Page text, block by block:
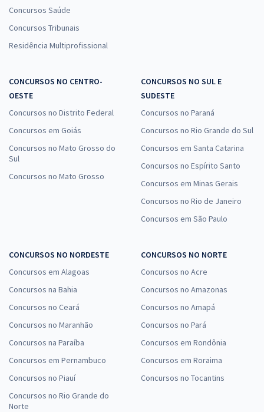
Concursos Saúde
Concursos Tribunais
Residência Multiprofissional
CONCURSOS NO CENTRO-
OESTE
Concursos no Distrito Federal
Concursos em Goiás
Concursos no Mato Grosso do
Sul
Concursos no Mato Grosso
CONCURSOS NO SUL E
SUDESTE
Concursos no Paraná
Concursos no Rio Grande do Sul
Concursos em Santa Catarina
Concursos no Espírito Santo
Concursos em Minas Gerais
Concursos no Rio de Janeiro
Concursos em São Paulo
CONCURSOS NO NORDESTE
Concursos em Alagoas
Concursos na Bahia
Concursos no Ceará
Concursos no Maranhão
Concursos na Paraíba
Concursos em Pernambuco
Concursos no Piauí
Concursos no Rio Grande do
Norte
CONCURSOS NO NORTE
Concursos no Acre
Concursos no Amazonas
Concursos no Amapá
Concursos no Pará
Concursos em Rondônia
Concursos em Roraima
Concursos no Tocantins